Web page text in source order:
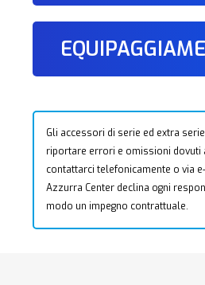
Gli accessori di serie ed extra
riportare errori e omissioni dovuti
contattarci telefonicamente o via
Azzurra Center declina ogni
modo un impegno contrattuale.